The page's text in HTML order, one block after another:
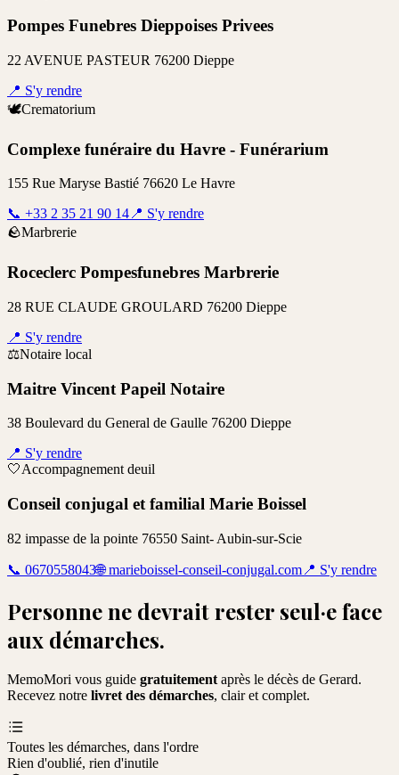
Pompes Funebres Dieppoises Privees
22 AVENUE PASTEUR 76200 Dieppe
📍 S'y rendre
🕊️Crematorium
Complexe funéraire du Havre - Funérarium
155 Rue Maryse Bastié 76620 Le Havre
📞 +33 2 35 21 90 14📍 S'y rendre
🪨Marbrerie
Roceclerc Pompesfunebres Marbrerie
28 RUE CLAUDE GROULARD 76200 Dieppe
📍 S'y rendre
⚖️Notaire local
Maitre Vincent Papeil Notaire
38 Boulevard du General de Gaulle 76200 Dieppe
📍 S'y rendre
🤍Accompagnement deuil
Conseil conjugal et familial Marie Boissel
82 impasse de la pointe 76550 Saint- Aubin-sur-Scie
📞 0670558043🌐 marieboissel-conseil-conjugal.com 📍 S'y rendre
Personne ne devrait rester seul·e face
aux démarches.
MemoMori vous guide gratuitement après le décès de Gerard.
Recevez notre livret des démarches, clair et complet.
Toutes les démarches, dans l'ordre
Rien d'oublié, rien d'inutile